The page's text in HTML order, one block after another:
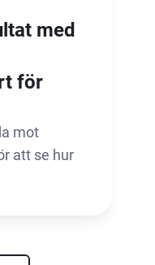
med
för
mot
att se hur